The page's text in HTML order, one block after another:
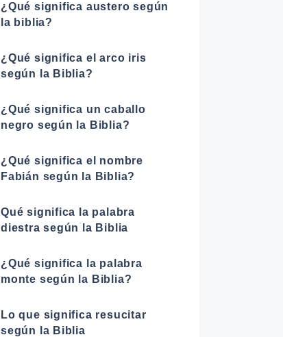
¿Qué significa austero según
la biblia?
¿Qué significa el arco iris
según la Biblia?
¿Qué significa un caballo
negro según la Biblia?
¿Qué significa el nombre
Fabián según la Biblia?
Qué significa la palabra
diestra según la Biblia
¿Qué significa la palabra
monte según la Biblia?
Lo que significa resucitar
según la Biblia